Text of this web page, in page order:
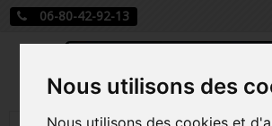
Nous utilisons des
06-80-42-92-13